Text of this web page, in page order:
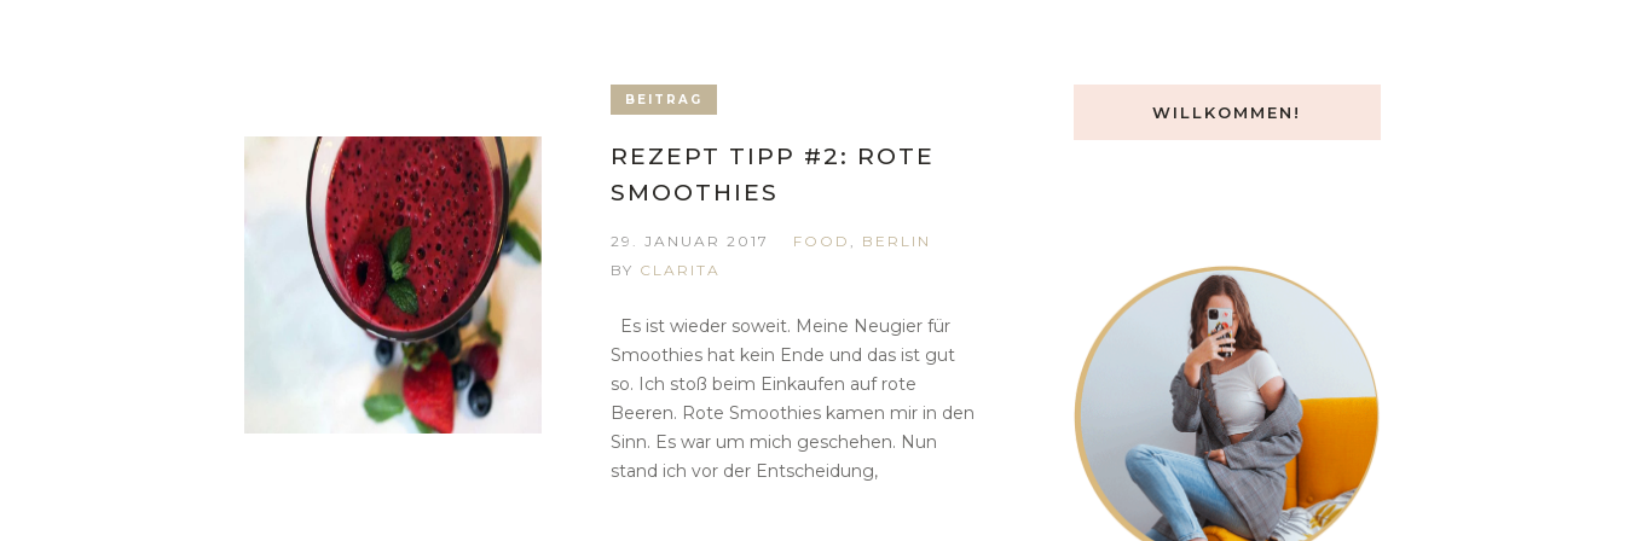
BEITRAG
REZEPT TIPP #2: ROTE
SMOOTHIES
29. JANUAR 2017 FOOD , BERLIN
BY CLARITA
Es ist wieder soweit. Meine Neugier für
Smoothies hat kein Ende und das ist gut
so. Ich stoß beim Einkaufen auf rote
Beeren. Rote Smoothies kamen mir in den
Sinn. Es war um mich geschehen. Nun
stand ich vor der Entscheidung,
WILLKOMMEN!